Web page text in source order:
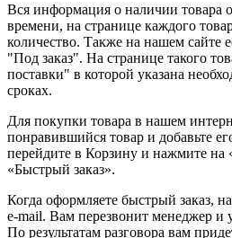
Вся информация о наличии товара
времени, на странице каждого
количество. Также на нашем сайте
"Под заказ". На странице такого
поставки" в которой указана
сроках.
Для покупки товара в нашем
понравившийся товар и добавьте
перейдите в Корзину и нажмите на
«Быстрый заказ».
Когда оформляете быстрый заказ,
e-mail. Вам перезвонит менеджер и
По результатам разговора вам